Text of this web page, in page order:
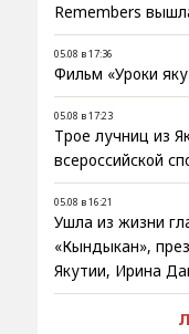
Remembers
05.08 в 17:36
Фильм «Уроки
05.08 в 17:23
Трое лучниц из
всероссийской
05.08 в 16:21
Ушла из жизни
«Кындыкан»,
Якутии, Ирина